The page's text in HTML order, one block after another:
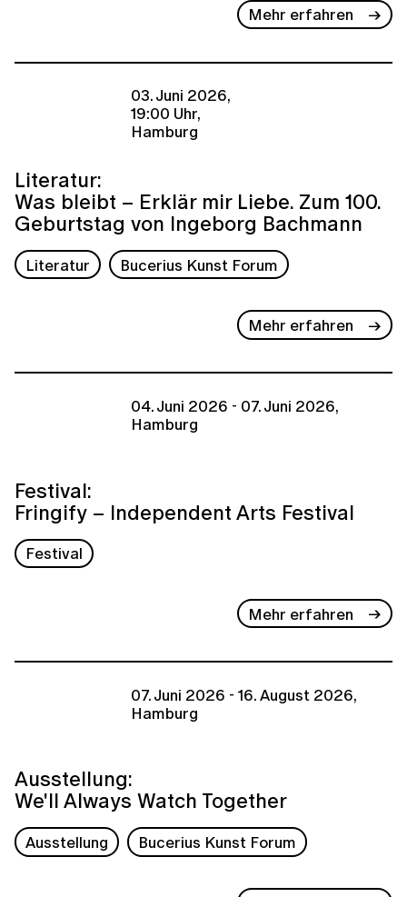
Mehr erfahren
03. Juni 2026,
19:00 Uhr,
Hamburg
Literatur:
Was bleibt – Erklär mir Liebe. Zum 100.
Geburtstag von Ingeborg Bachmann
Literatur Bucerius Kunst Forum
Mehr erfahren
04. Juni 2026 - 07. Juni 2026,
Hamburg
Festival:
Fringify – Independent Arts Festival
Festival
Mehr erfahren
07. Juni 2026 - 16. August 2026,
Hamburg
Ausstellung:
We'll Always Watch Together
Ausstellung Bucerius Kunst Forum